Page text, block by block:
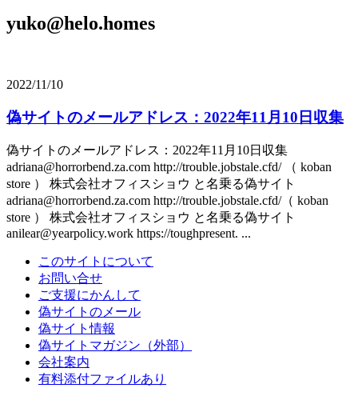
yuko@helo.homes
2022/11/10
偽サイトのメールアドレス：2022年11月10日収集
偽サイトのメールアドレス：2022年11月10日収集
adriana@horrorbend.za.com http://trouble.jobstale.cfd/ （ koban
store ） 株式会社オフィスショウ と名乗る偽サイト
adriana@horrorbend.za.com http://trouble.jobstale.cfd/（ koban
store ） 株式会社オフィスショウ と名乗る偽サイト
anilear@yearpolicy.work https://toughpresent. ...
このサイトについて
お問い合せ
ご支援にかんして
偽サイトのメール
偽サイト情報
偽サイトマガジン（外部）
会社案内
有料添付ファイルあり